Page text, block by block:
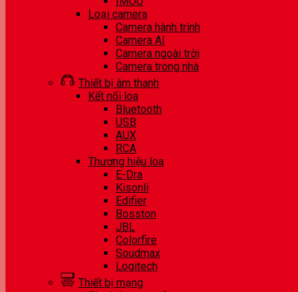
Loại camera
Camera hành trình
Camera AI
Camera ngoài trời
Camera trong nhà
Thiết bị âm thanh
Kết nối loa
Bluetooth
USB
AUX
RCA
Thương hiệu loa
E-Dra
Kisonli
Edifier
Bosston
JBL
Colorfire
Soudmax
Logitech
Thiết bị mạng